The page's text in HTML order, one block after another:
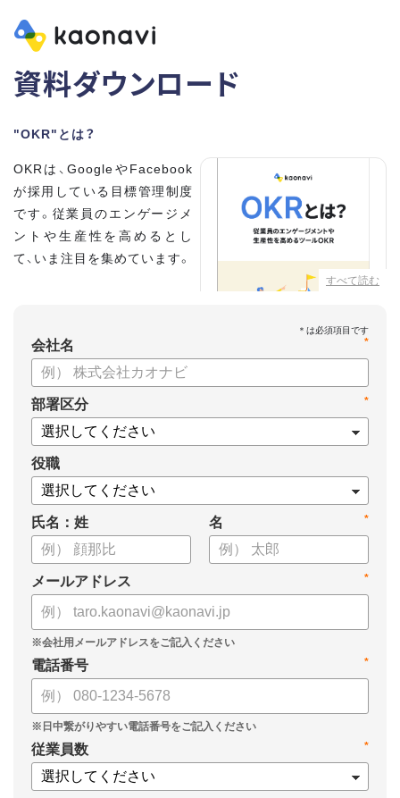
資料ダウンロード
"OKR"とは？
すべて読む
OKRは、GoogleやFacebook
が採用している目標管理制度
です。従業員のエンゲージメ
ントや生産性を高めるとし
て、いま注目を集めています。
・OKRと従来の目標管理制度
との違い
・OKRを導入、運用するにはどうすればいいのか
・OKRの運用を助けるツール
についてまとめましたので、ぜひお役立てください。
*
会社名
*
部署区分
役職
氏名：姓 *
名
*
メールアドレス
*
電話番号
*
従業員数